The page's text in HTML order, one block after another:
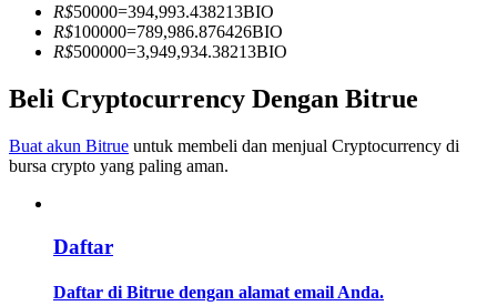
Informasi
Analisis data besar termasuk info perdagangan, dll.
R$50000=394,993.438213BIO
R$100000=789,986.876426BIO
R$500000=3,949,934.38213BIO
Beli Cryptocurrency Dengan Bitrue
Buat akun Bitrue untuk membeli dan menjual Cryptocurrency di
bursa crypto yang paling aman.
Daftar
Daftar di Bitrue dengan alamat email Anda.